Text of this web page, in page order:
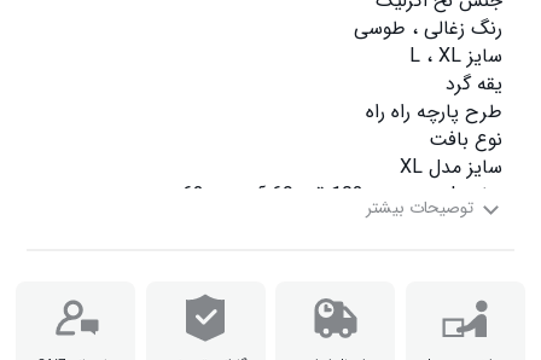
سایز XL دور سینه  110 قد  72 آستین  65